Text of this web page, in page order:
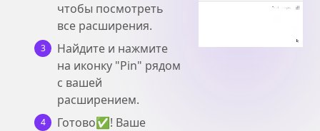
чтобы посмотреть
все расширения.
3
Найдите и нажмите
на иконку "Pin" рядом
с вашей
расширением.
4
Готово✅! Ваше